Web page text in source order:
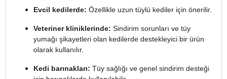
Evcil kedilerde: Özellikle uzun tüylü kediler için önerilir.
Veteriner kliniklerinde: Sindirim sorunları ve tüy
yumağı şikayetleri olan kedilerde destekleyici bir ürün
olarak kullanılır.
Kedi barınakları: Tüy sağlığı ve genel sindirim desteği